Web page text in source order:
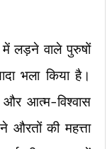
लड़ने वाले पुरुषों
भला किया है।
और आत्म-विश्वास
की महत्ता